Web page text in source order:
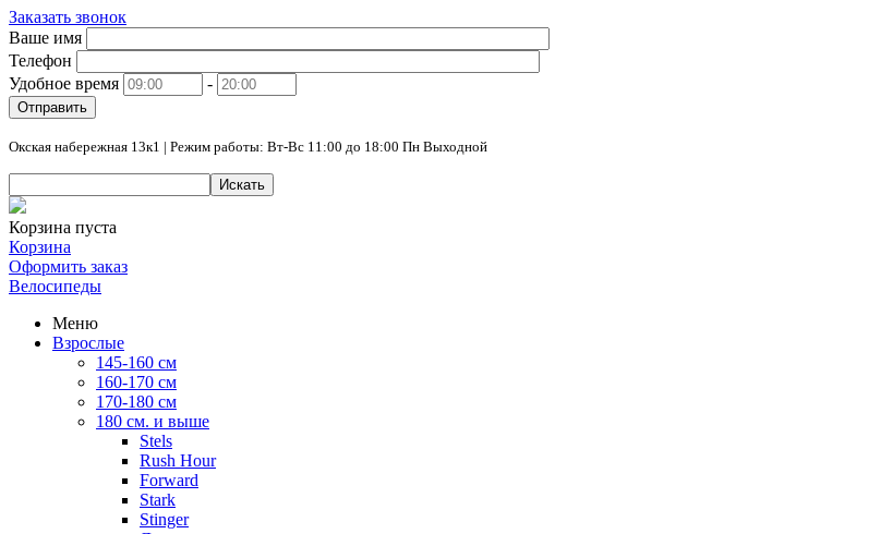
Заказать звонок
Ваше имя
Телефон
Удобное время
-
Отправить
Окская набережная 13к1 | Режим работы: Вт-Вс 11:00 до 18:00 Пн Выходной
Искать
Корзина пуста
Корзина
Оформить заказ
Велосипеды
Меню
Взрослые
145-160 см
160-170 см
170-180 см
180 см. и выше
Stels
Rush Hour
Forward
Stark
Stinger